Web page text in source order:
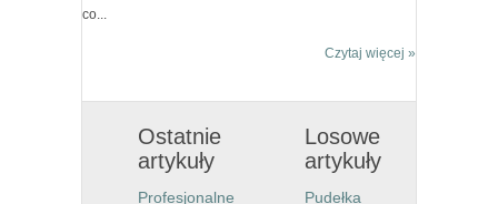
co...
Czytaj więcej »
Ostatnie
artykuły
Profesjonalne
Losowe
artykuły
Pudełka